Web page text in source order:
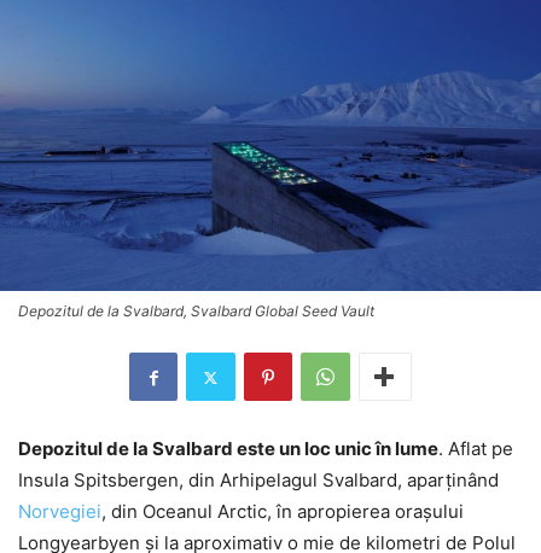
Depozitul de la Svalbard, Svalbard Global Seed Vault
Depozitul de la Svalbard este un loc unic în lume. Aflat pe
Insula Spitsbergen, din Arhipelagul Svalbard, aparţinând
Norvegiei, din Oceanul Arctic, în apropierea oraşului
Longyearbyen şi la aproximativ o mie de kilometri de Polul